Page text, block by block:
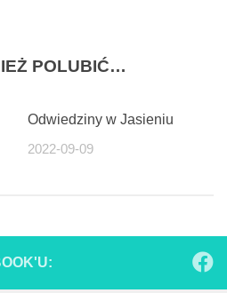
POLUBIĆ…
Odwiedziny w Jasieniu
2022-09-09